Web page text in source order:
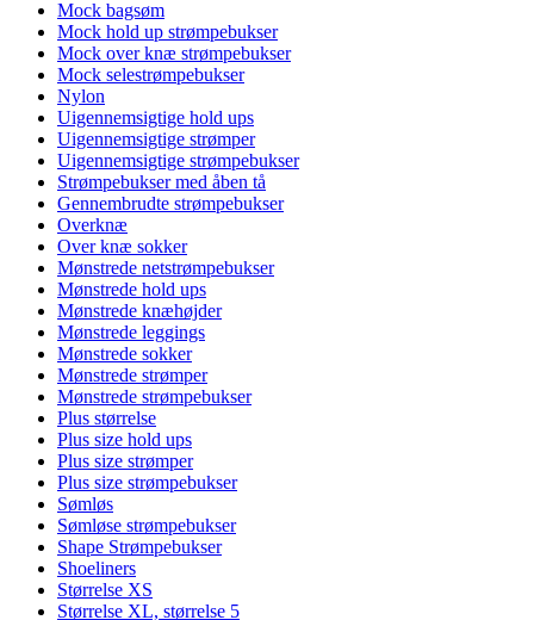
Mock bagsøm
Mock hold up strømpebukser
Mock over knæ strømpebukser
Mock selestrømpebukser
Nylon
Uigennemsigtige hold ups
Uigennemsigtige strømper
Uigennemsigtige strømpebukser
Strømpebukser med åben tå
Gennembrudte strømpebukser
Overknæ
Over knæ sokker
Mønstrede netstrømpebukser
Mønstrede hold ups
Mønstrede knæhøjder
Mønstrede leggings
Mønstrede sokker
Mønstrede strømper
Mønstrede strømpebukser
Plus størrelse
Plus size hold ups
Plus size strømper
Plus size strømpebukser
Sømløs
Sømløse strømpebukser
Shape Strømpebukser
Shoeliners
Størrelse XS
Størrelse XL, størrelse 5